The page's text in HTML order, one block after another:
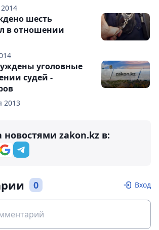
шесть
в отношении
2013
уголовные
судей -
новостями zakon.kz в:
0 Вход